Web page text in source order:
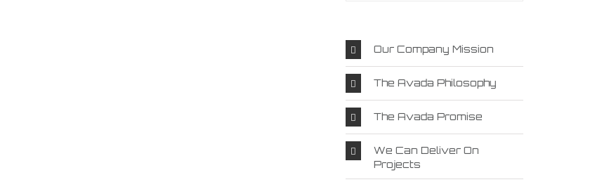
Our Company Mission
The Avada Philosophy
The Avada Promise
We Can Deliver On
Projects